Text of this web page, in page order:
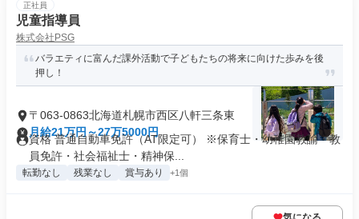
正社員
児童指導員
株式会社PSG
バラエティに富んだ課外活動で子どもたちの将来に向けた歩みを後
押し！
〒063-0863北海道札幌市西区八軒三条東
月給21万円～27万5000円
資格 普通自動車免許（AT限定可） ※保育士・幼稚園教諭・教
員免許・社会福祉士・精神保...
転勤なし 残業なし 賞与あり +1個